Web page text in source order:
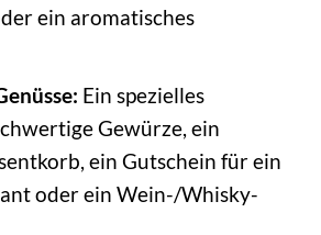
ein aromatisches
Ein spezielles
Gewürze, ein
ein Gutschein für ein
oder ein Wein-/Whisky-